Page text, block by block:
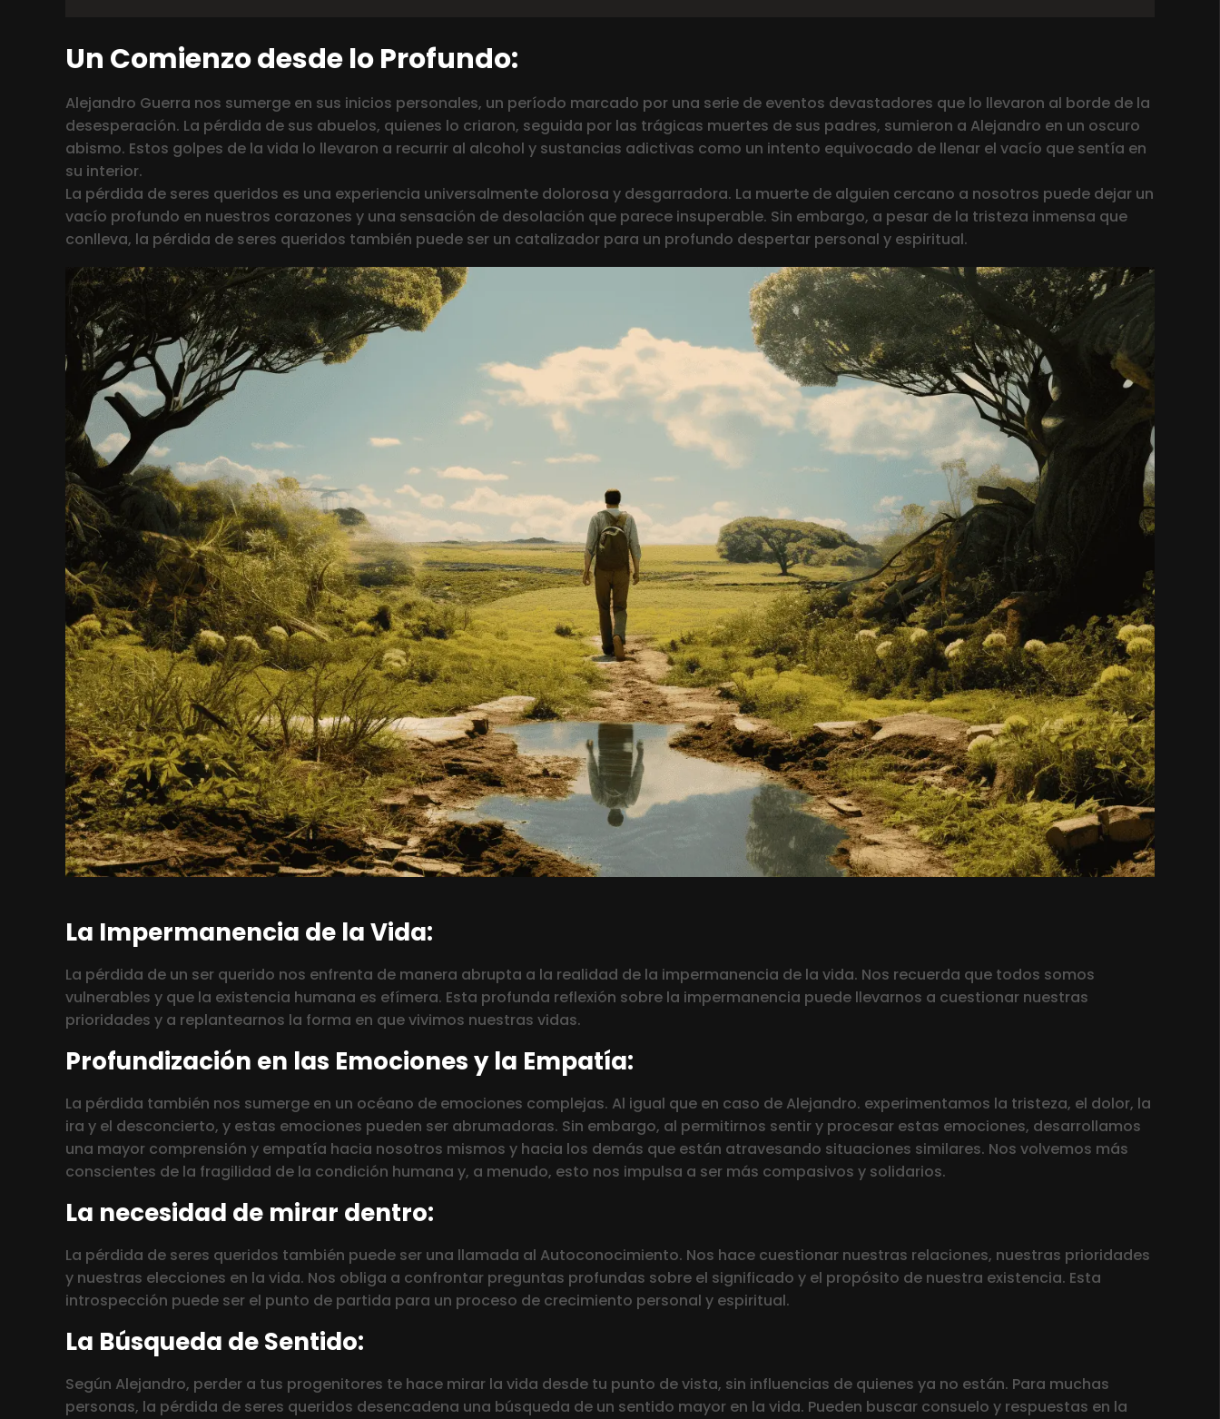
Un Comienzo desde lo Profundo:
Alejandro Guerra nos sumerge en sus inicios personales, un período marcado por una serie de eventos devastadores que lo llevaron al borde de la
desesperación. La pérdida de sus abuelos, quienes lo criaron, seguida por las trágicas muertes de sus padres, sumieron a Alejandro en un oscuro
abismo. Estos golpes de la vida lo llevaron a recurrir al alcohol y sustancias adictivas como un intento equivocado de llenar el vacío que sentía en
su interior.
La pérdida de seres queridos es una experiencia universalmente dolorosa y desgarradora. La muerte de alguien cercano a nosotros puede dejar un
vacío profundo en nuestros corazones y una sensación de desolación que parece insuperable. Sin embargo, a pesar de la tristeza inmensa que
conlleva, la pérdida de seres queridos también puede ser un catalizador para un profundo despertar personal y espiritual.
La Impermanencia de la Vida:
La pérdida de un ser querido nos enfrenta de manera abrupta a la realidad de la impermanencia de la vida. Nos recuerda que todos somos
vulnerables y que la existencia humana es efímera. Esta profunda reflexión sobre la impermanencia puede llevarnos a cuestionar nuestras
prioridades y a replantearnos la forma en que vivimos nuestras vidas.
Profundización en las Emociones y la Empatía:
La pérdida también nos sumerge en un océano de emociones complejas. Al igual que en caso de Alejandro. experimentamos la tristeza, el dolor, la
ira y el desconcierto, y estas emociones pueden ser abrumadoras. Sin embargo, al permitirnos sentir y procesar estas emociones, desarrollamos
una mayor comprensión y empatía hacia nosotros mismos y hacia los demás que están atravesando situaciones similares. Nos volvemos más
conscientes de la fragilidad de la condición humana y, a menudo, esto nos impulsa a ser más compasivos y solidarios.
La necesidad de mirar dentro:
La pérdida de seres queridos también puede ser una llamada al Autoconocimiento. Nos hace cuestionar nuestras relaciones, nuestras prioridades
y nuestras elecciones en la vida. Nos obliga a confrontar preguntas profundas sobre el significado y el propósito de nuestra existencia. Esta
introspección puede ser el punto de partida para un proceso de crecimiento personal y espiritual.
La Búsqueda de Sentido:
Según Alejandro, perder a tus progenitores te hace mirar la vida desde tu punto de vista, sin influencias de quienes ya no están. Para muchas
personas, la pérdida de seres queridos desencadena una búsqueda de un sentido mayor en la vida. Pueden buscar consuelo y respuestas en la